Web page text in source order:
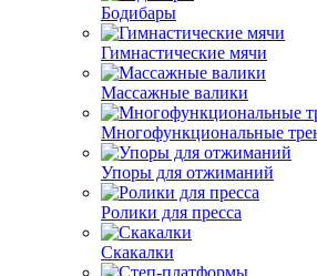
Бодибары
Гимнастические мячи
Массажные валики
Многофункциональные
Упоры для отжиманий
Ролики для пресса
Скакалки